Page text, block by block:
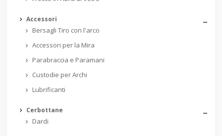
Accessori
Bersagli Tiro con l'arco
Accessori per la Mira
Parabraccia e Paramani
Custodie per Archi
Lubrificanti
Cerbottane
Dardi